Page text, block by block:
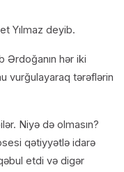
Yılmaz deyib.
Ərdoğanın hər iki
vurğulayaraq tərəflərin
Niyə də olmasın?
qətiyyətlə idarə
etdi və digər